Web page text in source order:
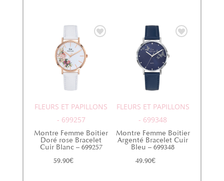
FLEURS ET PAPILLONS
- 699257
Montre Femme Boîtier
Doré rose Bracelet
Cuir Blanc – 699257
59.90€
FLEURS ET PAPILLONS
- 699348
Montre Femme Boîtier
Argenté Bracelet Cuir
Bleu – 699348
49.90€